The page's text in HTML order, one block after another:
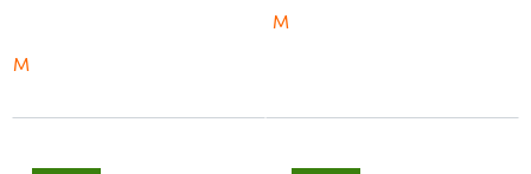
M
M